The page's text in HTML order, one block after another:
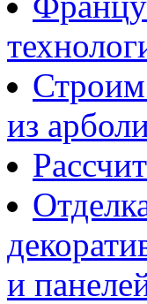
Строим
из
и